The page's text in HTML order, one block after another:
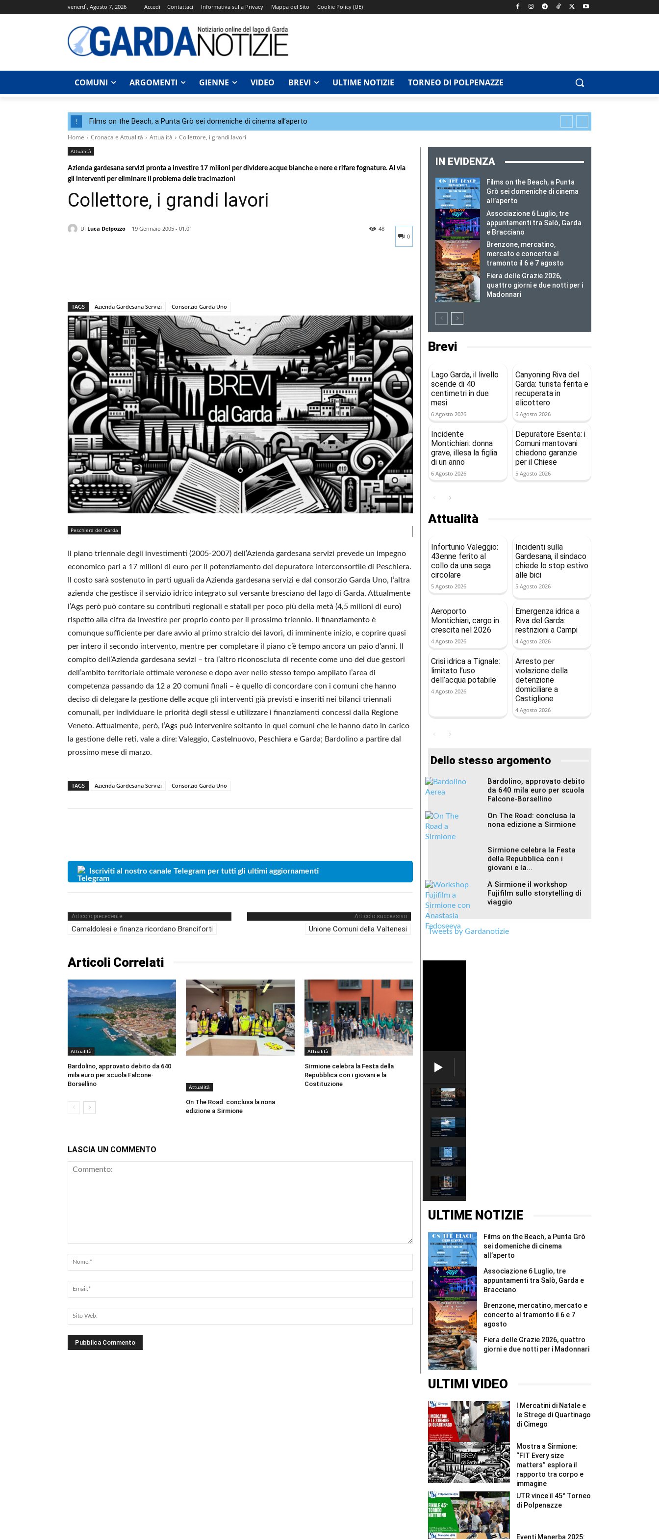
venerdì, Agosto 7, 2026 Accedi Contattaci Informativa sulla Privacy Mappa del Sito Cookie Policy (UE)
COMUNI ARGOMENTI GIENNE VIDEO BREVI ULTIME NOTIZIE TORNEO DI POLPENAZZE
! Films on the Beach, a Punta Grò sei domeniche di cinema all’aperto
Home Cronaca e Attualità Attualità Collettore, i grandi lavori
Attualità
Azienda gardesana servizi pronta a investire 17 milioni per dividere acque bianche e nere e rifare fognature. Al via
gli interventi per eliminare il problema delle tracimazioni
Collettore, i grandi lavori
Di Luca Delpozzo
19 Gennaio 2005 - 01.01
0
48
TAGS Azienda Gardesana Servizi Consorzio Garda Uno
Peschiera del Garda
Il piano triennale degli investimenti (2005-2007) dell’Azienda gardesana servizi prevede un impegno
economico pari a 17 milioni di euro per il potenziamento del depuratore interconsortile di Peschiera.
Il costo sarà sostenuto in parti uguali da Azienda gardesana servizi e dal consorzio Garda Uno, l’altra
azienda che gestisce il servizio idrico integrato sul versante bresciano del lago di Garda. Attualmente
l’Ags però può contare su contributi regionali e statali per poco più della metà (4,5 milioni di euro)
rispetto alla cifra da investire per proprio conto per il prossimo triennio. Il finanziamento è
comunque sufficiente per dare avvio al primo stralcio dei lavori, di imminente inizio, e coprire quasi
per intero il secondo intervento, mentre per completare il piano c’è tempo ancora un paio d’anni. Il
compito dell’Azienda gardesana sevizi – tra l’altro riconosciuta di recente come uno dei due gestori
dell’ambito territoriale ottimale veronese e dopo aver nello stesso tempo ampliato l’area di
competenza passando da 12 a 20 comuni finali – è quello di concordare con i comuni che hanno
deciso di delegare la gestione delle acque gli interventi già previsti e inseriti nei bilanci triennali
comunali, per individuare le priorità degli stessi e utilizzare i finanziamenti concessi dalla Regione
Veneto. Attualmente, però, l’Ags può intervenire soltanto in quei comuni che le hanno dato in carico
la gestione delle reti, vale a dire: Valeggio, Castelnuovo, Peschiera e Garda; Bardolino a partire dal
prossimo mese di marzo.
TAGS Azienda Gardesana Servizi Consorzio Garda Uno
Iscriviti al nostro canale Telegram per tutti gli ultimi aggiornamenti
Articolo precedente
Camaldolesi e finanza ricordano Branciforti
Articolo successivo
Unione Comuni della Valtenesi
Articoli Correlati
Attualità
Bardolino, approvato debito da 640
mila euro per scuola Falcone-
Borsellino
Attualità
On The Road: conclusa la nona
edizione a Sirmione
Attualità
Sirmione celebra la Festa della
Repubblica con i giovani e la
Costituzione
LASCIA UN COMMENTO
Nome:*
Email:*
Web:
IN EVIDENZA
Films on the Beach, a Punta
Grò sei domeniche di cinema
all’aperto
Associazione 6 Luglio, tre
appuntamenti tra Salò, Garda
e Bracciano
Brenzone, mercatino,
mercato e concerto al
tramonto il 6 e 7 agosto
Fiera delle Grazie 2026,
quattro giorni e due notti per i
Madonnari
Brevi
Lago Garda, il livello
scende di 40
centimetri in due
mesi
6 Agosto 2026
Canyoning Riva del
Garda: turista ferita e
recuperata in
elicottero
6 Agosto 2026
Incidente
Montichiari: donna
grave, illesa la figlia
di un anno
6 Agosto 2026
Depuratore Esenta: i
Comuni mantovani
chiedono garanzie
per il Chiese
5 Agosto 2026
Attualità
Infortunio Valeggio:
43enne ferito al
collo da una sega
circolare
5 Agosto 2026
Incidenti sulla
Gardesana, il sindaco
chiede lo stop estivo
alle bici
5 Agosto 2026
Aeroporto
Montichiari, cargo in
crescita nel 2026
4 Agosto 2026
Emergenza idrica a
Riva del Garda:
restrizioni a Campi
4 Agosto 2026
Crisi idrica a Tignale:
limitato l’uso
dell’acqua potabile
4 Agosto 2026
Arresto per
violazione della
detenzione
domiciliare a
Castiglione
4 Agosto 2026
Dello stesso argomento
Bardolino, approvato debito
da 640 mila euro per scuola
Falcone-Borsellino
On The Road: conclusa la
nona edizione a Sirmione
Sirmione celebra la Festa
della Repubblica con i
giovani e la...
A Sirmione il workshop
Fujifilm sullo storytelling di
viaggio
Tweets by Gardanotizie
domeniche
di
all’aperto
#Shorts
concerto
al
il
6
e
7
agosto
#Shorts
ULTIME NOTIZIE
Films on the Beach, a Punta Grò
sei domeniche di cinema
all’aperto
Associazione 6 Luglio, tre
appuntamenti tra Salò, Garda e
Bracciano
Brenzone, mercatino, mercato e
concerto al tramonto il 6 e 7
agosto
Fiera delle Grazie 2026, quattro
giorni e due notti per i Madonnari
ULTIMI VIDEO
I Mercatini di Natale e
le Strege di Quartinago
di Cimego
Mostra a Sirmione:
“FIT Every size
matters” esplora il
rapporto tra corpo e
immagine
UTR vince il 45° Torneo
di Polpenazze
Eventi Manerba 2025: